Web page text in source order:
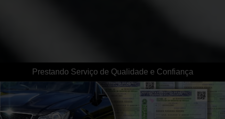
Prestando Serviço de Qualidade e Confiança